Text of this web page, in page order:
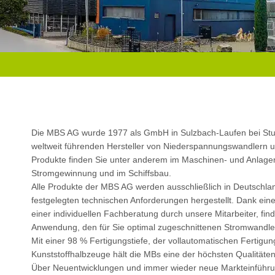
Die MBS AG wurde 1977 als GmbH in Sulzbach-Laufen bei
weltweit führenden Hersteller von Niederspannungswandlern
Produkte finden Sie unter anderem im Maschinen- und
Stromgewinnung und im Schiffsbau.
Alle Produkte der MBS AG werden ausschließlich in
festgelegten technischen Anforderungen hergestellt. Dank
einer individuellen Fachberatung durch unsere Mitarbeiter,
Anwendung, den für Sie optimal zugeschnittenen
Mit einer 98 % Fertigungstiefe, der vollautomatischen
Kunststoffhalbzeuge hält die MBs eine der höchsten
Über Neuentwicklungen und immer wieder neue